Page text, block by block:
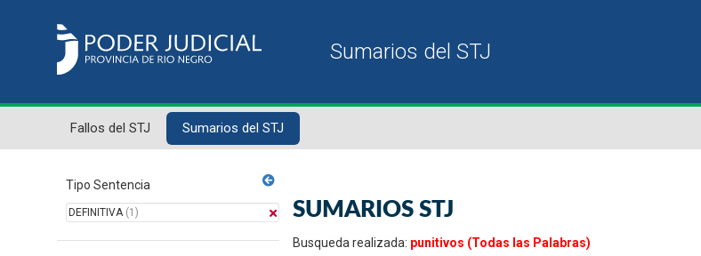
Fallos del STJ Sumarios del STJ
Tipo Sentencia
DEFINITIVA(1) SUMARIOS STJ
Busqueda realizada: punitivos (Todas las Palabras)